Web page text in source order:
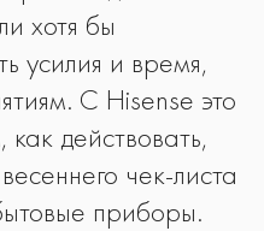
хотя бы
усилия и время,
С Hisense это
действовать,
чек-листа
приборы.